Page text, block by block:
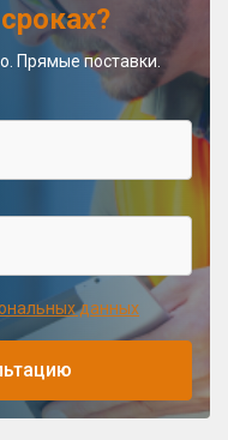
Прямые поставки.
данных